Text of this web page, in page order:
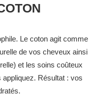
Le coton agit comme
de vos cheveux ainsi
et les soins coûteux
Résultat : vos